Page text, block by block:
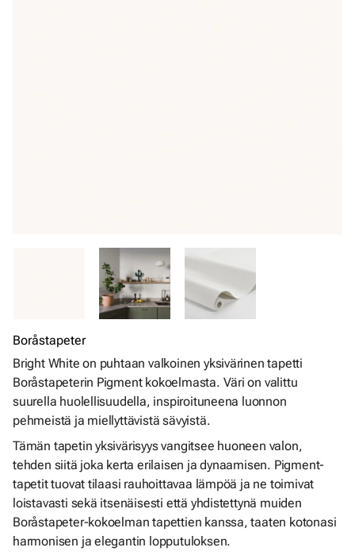
Boråstapeter
Bright White on puhtaan valkoinen yksivärinen tapetti
Boråstapeterin Pigment kokoelmasta. Väri on valittu
suurella huolellisuudella, inspiroituneena luonnon
pehmeistä ja miellyttävistä sävyistä.
Tämän tapetin yksivärisyys vangitsee huoneen valon,
tehden siitä joka kerta erilaisen ja dynaamisen. Pigment-
tapetit tuovat tilaasi rauhoittavaa lämpöä ja ne toimivat
loistavasti sekä itsenäisesti että yhdistettynä muiden
Boråstapeter-kokoelman tapettien kanssa, taaten kotonasi
harmonisen ja elegantin lopputuloksen.